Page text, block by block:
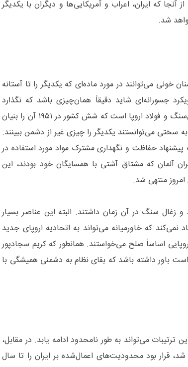
که ایران، اعراب و آمریکایی‌ها و دیگران با یکدیگر
شد.
می‌توانند در مورد ماده‌ای که یکدیگر را تا آستانه
جسورانه‌ای شاید دقیقاً همان‌چیزی باشد که نگذارد
مذاکرات به بن‌بست برسد. پیشنهاد ایران یادآور جامعه زغال‌سنگ و فولاد اروپا است که شش کشور در ۱۹۵۱ آن را بنیان
سختی می‌توانستند یکدیگر را چیزی غیر از دشمن ببینند.
حفاظت و نگهداری مشترک مواد مورد استفاده در
آلمان که مشتاق آشتی با همسایگان خود بودند، این
امروز منتهی شد.
و زغال سنگ در آن زمان داشتند. البته این عناصر بسیار
که خاورمیانه می‌تواند به اتحادیه اروپای جدید
کشورهای اروپایی اساساً صلح می‌خواستند. همانطور که کریم سجادپور
باور داشته باشد که بقای نظام به دشمنی همیشگی با
ترتیبات می‌تواند به طور نامحدود ادامه یابد. در مقابل،
قرار بود محدودیت‌های اعمال‌شده بر ایران را تا سال